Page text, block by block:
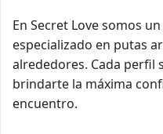
En Secret Love somos
especializado en putas
alrededores. Cada perfil
brindarte la máxima
encuentro.